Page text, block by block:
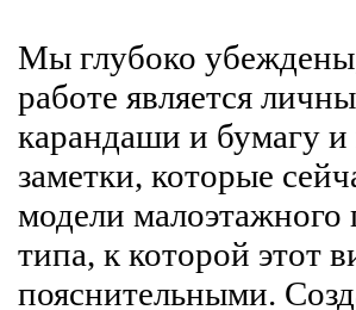
Мы глубоко
работе является
карандаши и бумагу и
заметки, которые
модели
типа, к которой этот
пояснительными.